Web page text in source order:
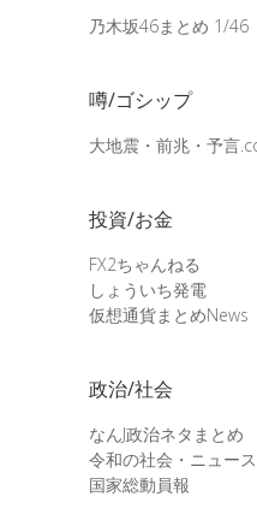
乃木坂46まとめ 1/46
噂/ゴシップ
大地震・前兆・予言
投資/お金
FX2ちゃんねる
しょういち発電
仮想通貨まとめNews
政治/社会
なんJ政治ネタまとめ
令和の社会・ニュー
国家総動員報